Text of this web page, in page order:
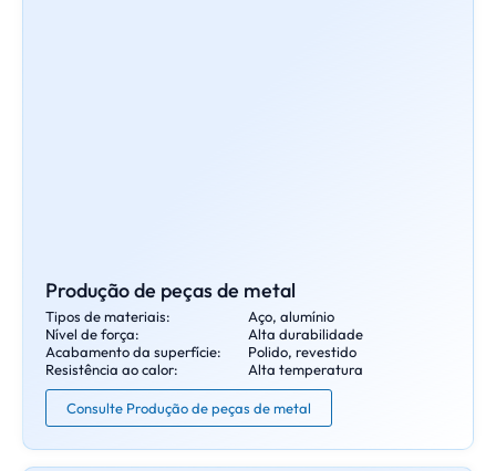
Produção de peças de metal
Tipos de materiais:
Aço, alumínio
Nível de força:
Alta durabilidade
Acabamento da superfície:
Polido, revestido
Resistência ao calor:
Alta temperatura
Consulte Produção de peças de metal